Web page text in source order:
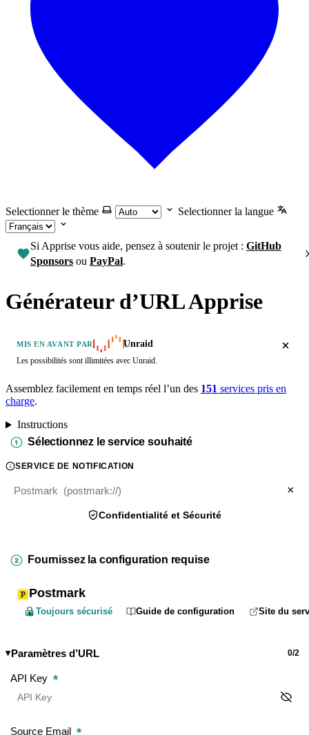
Selectionner le thème Selectionner la langue
Si Apprise vous aide, pensez à soutenir le projet : GitHub
Sponsors ou PayPal.
Générateur d’URL Apprise
MIS EN AVANT PAR Unraid
Les possibilités sont illimitées avec Unraid.
Assemblez facilement en temps réel l’un des 151 services pris en
charge.
Instructions
Sélectionnez le service souhaité
SERVICE DE NOTIFICATION
×
Confidentialité et Sécurité
Fournissez la configuration requise
Postmark
Toujours sécurisé Guide de configuration Site du
▶Paramètres d’URL 0/2
API Key *
Source Email *